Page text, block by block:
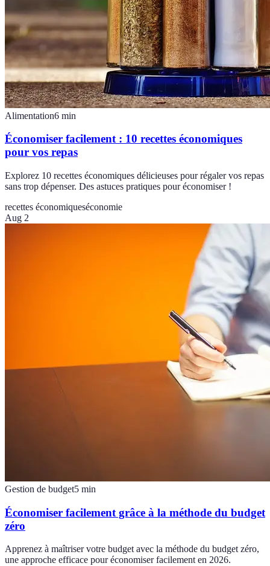
Alimentation6 min
Économiser facilement : 10 recettes économiques
pour vos repas
Explorez 10 recettes économiques délicieuses pour régaler vos repas
sans trop dépenser. Des astuces pratiques pour économiser !
recettes économiqueséconomie
Aug 2
Gestion de budget5 min
Économiser facilement grâce à la méthode du budget
zéro
Apprenez à maîtriser votre budget avec la méthode du budget zéro,
une approche efficace pour économiser facilement en 2026.